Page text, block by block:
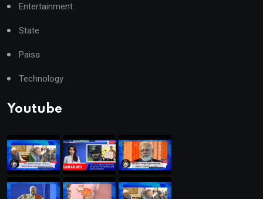
Entertainment
State
Paisa
Technology
Youtube